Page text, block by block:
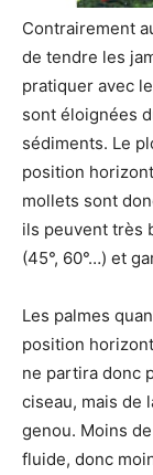
Contrairement
de tendre les
pratiquer avec
sont éloignées
sédiments. Le
position
mollets sont
ils peuvent très
(45°, 60°…) et
Les palmes
position
ne partira donc
ciseau, mais de
genou. Moins
fluide, donc